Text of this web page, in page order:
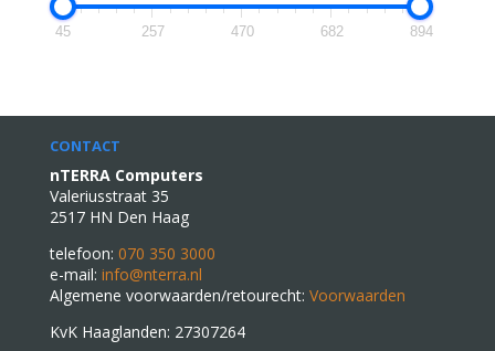
45 257 470 682 894
CONTACT
nTERRA Computers
Valeriusstraat 35
2517 HN Den Haag
telefoon: 070 350 3000
e-mail: info@nterra.nl
Algemene voorwaarden/retourecht: Voorwaarden
KvK Haaglanden: 27307264